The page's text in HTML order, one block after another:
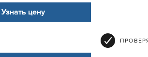
Узнать цену